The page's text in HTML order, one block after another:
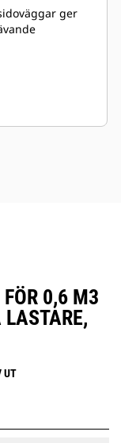
ger
0,6 M3
LASTARE,
UT